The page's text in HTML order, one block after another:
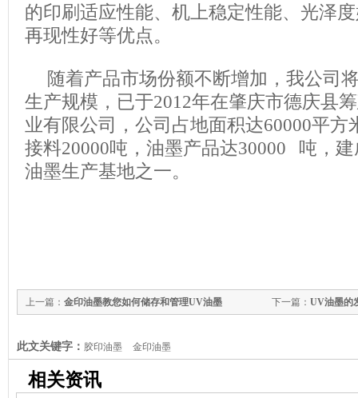
的印刷适应性能、机上稳定性能、光泽
再现性好等优点。
随着产品市场份额不断增加，我公司
生产规模，已于2012年在肇庆市德庆县
业有限公司，公司占地面积达60000平方
接料20000吨，油墨产品达30000 吨，
油墨生产基地之一。
下一篇： UV油墨的
上一篇： 金印油墨教您如何储存和管理UV油墨
此文关键字： 胶印油墨 金印油墨
相关资讯